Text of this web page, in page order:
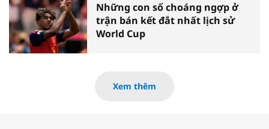
Những con số choáng ngợp ở
trận bán kết đắt nhất lịch sử
World Cup
Xem thêm